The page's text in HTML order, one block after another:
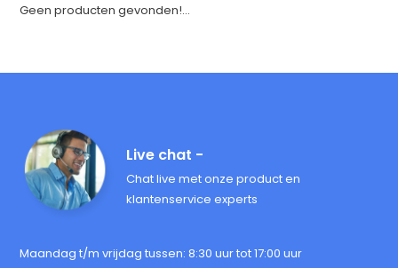
Geen producten gevonden!...
Live chat -
Chat live met onze product en
klantenservice experts
Maandag t/m vrijdag tussen: 8:30 uur tot 17:00 uur